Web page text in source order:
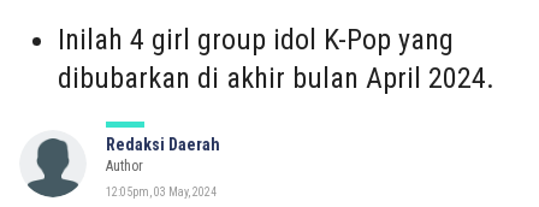
Inilah 4 girl group idol K-Pop yang
dibubarkan di akhir bulan April 2024.
Redaksi Daerah
Author
12:05pm, 03 May, 2024